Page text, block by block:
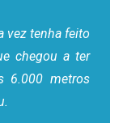
vez tenha feito
chegou a ter
6.000 metros